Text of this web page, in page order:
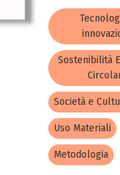
Sostenibilità
Società e
Uso Materiali
Metodologia